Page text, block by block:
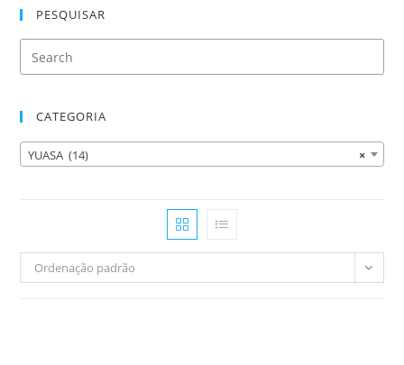
PESQUISAR
CATEGORIA
×
YUASA (14)
Ordenação padrão